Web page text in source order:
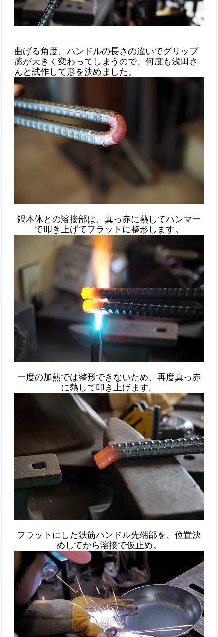
曲げる角度、ハンドルの長さの違いでグリップ
感が大きく変わってしまうので、何度も浅田さ
んと試作して形を決めました。
鍋本体との溶接部は、真っ赤に熱してハンマー
で叩き上げてフラットに整形します。
一度の加熱では整形できないため、再度真っ赤
に熱して叩き上げます。
フラットにした鉄筋ハンドル先端部を、位置決
めしてから溶接で仮止め。